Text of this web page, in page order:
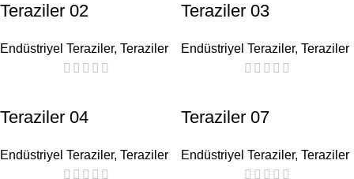
Teraziler 02
Endüstriyel Teraziler, Teraziler
Teraziler 03
Endüstriyel Teraziler, Teraziler
Teraziler 04
Endüstriyel Teraziler, Teraziler
Teraziler 07
Endüstriyel Teraziler, Teraziler